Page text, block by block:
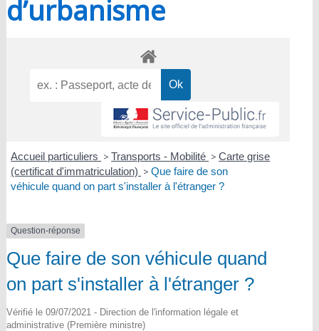
d’urbanisme
Accueil particuliers > Transports - Mobilité > Carte grise
(certificat d'immatriculation) > Que faire de son
véhicule quand on part s'installer à l'étranger ?
Question-réponse
Que faire de son véhicule quand
on part s'installer à l'étranger ?
Vérifié le 09/07/2021 - Direction de l'information légale et
administrative (Première ministre)